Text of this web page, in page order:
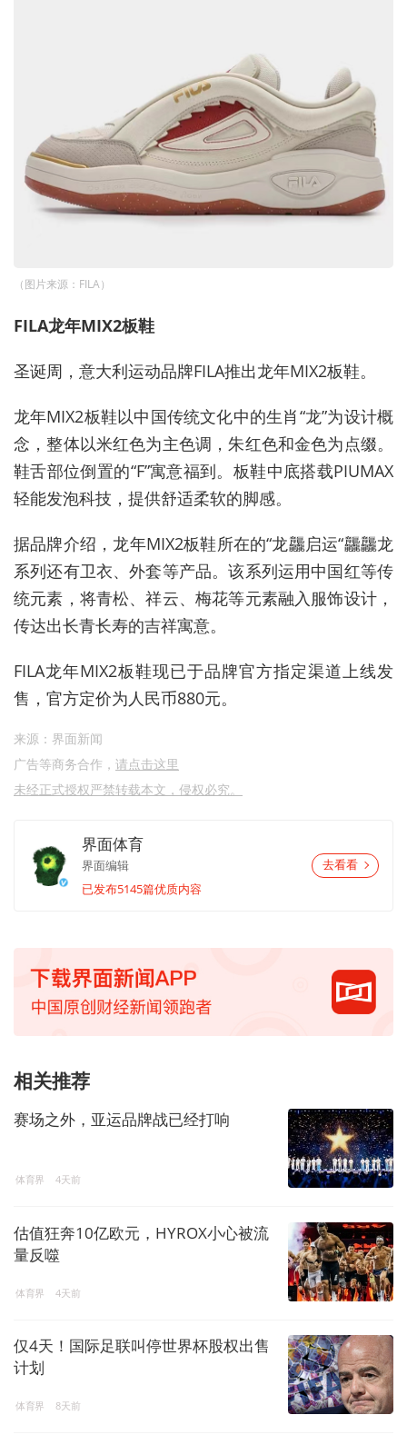
（图片来源：FILA）
FILA龙年MIX2板鞋
圣诞周，意大利运动品牌FILA推出龙年MIX2板鞋。
龙年MIX2板鞋以中国传统文化中的生肖“龙”为设计概
念，整体以米红色为主色调，朱红色和金色为点缀。
鞋舌部位倒置的“F”寓意福到。 板鞋中底搭载PIUMAX
轻能发泡科技，提供舒适柔软的脚感。
据品牌介绍， 龙年MIX2板鞋所在的“龙龘启运“龘龘龙
系列还有卫衣、外套等产品。该系列运用中国红等传
统元素，将青松、祥云、梅花等元素融入服饰设计，
传达出长青长寿的吉祥寓意。
FILA龙年MIX2板鞋现已于品牌官方指定渠道上线发
售 ， 官方定价为人民币880元。
来源：界面新闻
广告等商务合作， 请点击这里
未经正式授权严禁转载本文，侵权必究。
界面体育
界面编辑
已发布5145篇优质内容
去看看
相关推荐
赛场之外，亚运品牌战已经打响
体育界 4天前
估值狂奔10亿欧元，HYROX小心被流
量反噬
体育界 4天前
仅4天！国际足联叫停世界杯股权出售
计划
体育界 8天前